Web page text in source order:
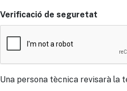
Verificació de seguretat
Una persona tècnica revisarà la